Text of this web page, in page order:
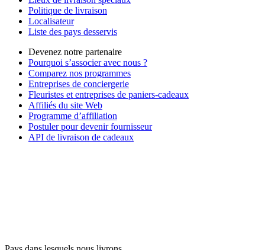
Politique de livraison
Localisateur
Liste des pays desservis
Devenez notre partenaire
Pourquoi s’associer avec nous ?
Comparez nos programmes
Entreprises de conciergerie
Fleuristes et entreprises de paniers-cadeaux
Affiliés du site Web
Programme d’affiliation
Postuler pour devenir fournisseur
API de livraison de cadeaux